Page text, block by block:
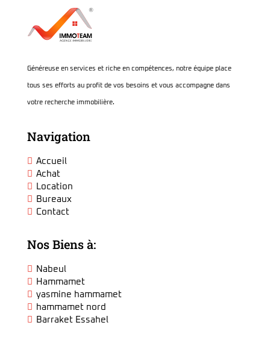
Généreuse en services et riche en compétences, notre équipe place
tous ses efforts au profit de vos besoins et vous accompagne dans
votre recherche immobilière.
Navigation
Accueil
Achat
Location
Bureaux
Contact
Nos Biens à:
Nabeul
Hammamet
yasmine hammamet
hammamet nord
Barraket Essahel